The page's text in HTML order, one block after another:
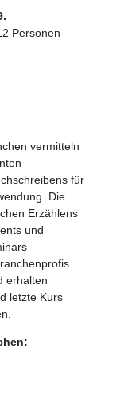
Personen
vermitteln
für
Die
Erzählens
und
erhalten
letzte Kurs